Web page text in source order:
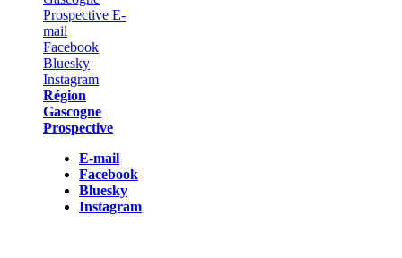
Région
Gascogne
Prospective
E-mail
Facebook
Bluesky
Instagram